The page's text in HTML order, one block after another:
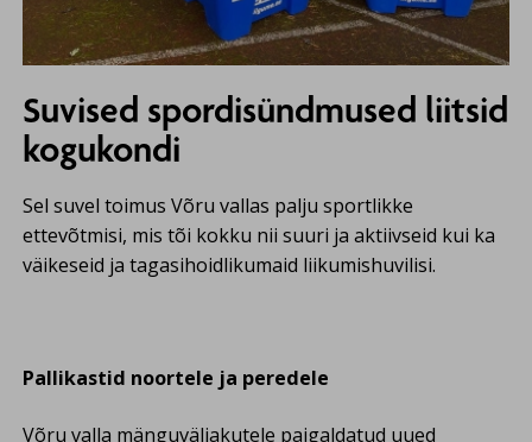
Suvised spordisündmused liitsid
kogukondi
Sel suvel toimus Võru vallas palju sportlikke
ettevõtmisi, mis tõi kokku nii suuri ja aktiivseid kui ka
väikeseid ja tagasihoidlikumaid liikumishuvilisi.
Pallikastid noortele ja peredele
Võru valla mänguväljakutele paigaldatud uued